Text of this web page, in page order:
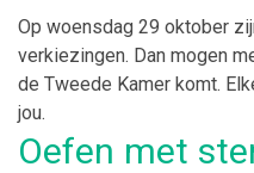
Op woensdag 29 oktober
verkiezingen. Dan mogen
de Tweede Kamer komt.
jou.
Oefen met